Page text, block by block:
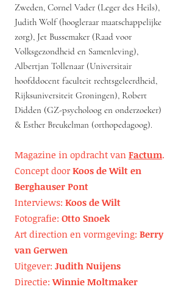
Zweden, Cornel Vader (Leger des Heils),
Judith Wolf (hoogleraar maatschappelijke
zorg), Jet Bussemaker (Raad voor
Volksgezondheid en Samenleving),
Albertjan Tollenaar (Universitair
hoofddocent faculteit rechtsgeleerdheid,
Rijksuniversiteit Groningen), Robert
Didden (GZ-psycholoog en onderzoeker)
& Esther Breukelman (orthopedagoog).
Magazine in opdracht van Factum.
Concept door Koos de Wilt en
Berghauser Pont
Interviews: Koos de Wilt
Fotografie: Otto Snoek
Art direction en vormgeving: Berry
van Gerwen
Uitgever: Judith Nuijens
Directie:Winnie Moltmaker